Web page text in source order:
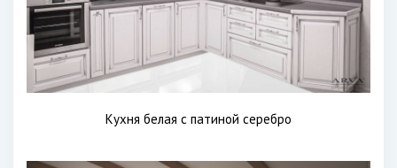
Кухня белая с патиной серебро